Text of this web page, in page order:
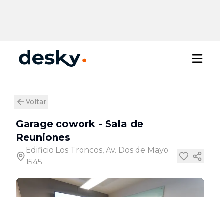
Voltar
Garage cowork - Sala de
Reuniones
Edificio Los Troncos, Av. Dos de Mayo
1545